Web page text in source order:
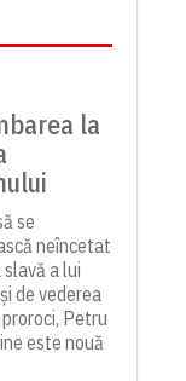
la
se
neîncetat
a lui
de vederea
Petru
este nouă